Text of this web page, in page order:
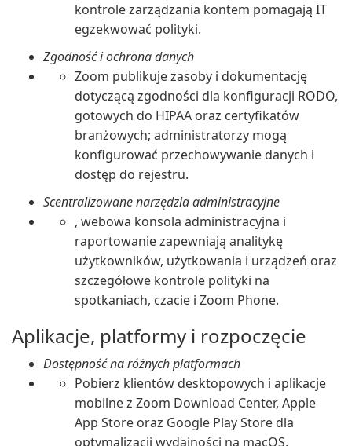
kontrole zarządzania kontem pomagają IT
egzekwować polityki.
Zgodność i ochrona danych
Zoom publikuje zasoby i dokumentację
dotyczącą zgodności dla konfiguracji RODO,
gotowych do HIPAA oraz certyfikatów
branżowych; administratorzy mogą
konfigurować przechowywanie danych i
dostęp do rejestru.
Scentralizowane narzędzia administracyjne
, webowa konsola administracyjna i
raportowanie zapewniają analitykę
użytkowników, użytkowania i urządzeń oraz
szczegółowe kontrole polityki na
spotkaniach, czacie i Zoom Phone.
Aplikacje, platformy i rozpoczęcie
Dostępność na różnych platformach
Pobierz klientów desktopowych i aplikacje
mobilne z Zoom Download Center, Apple
App Store oraz Google Play Store dla
optymalizacji wydajności na macOS,